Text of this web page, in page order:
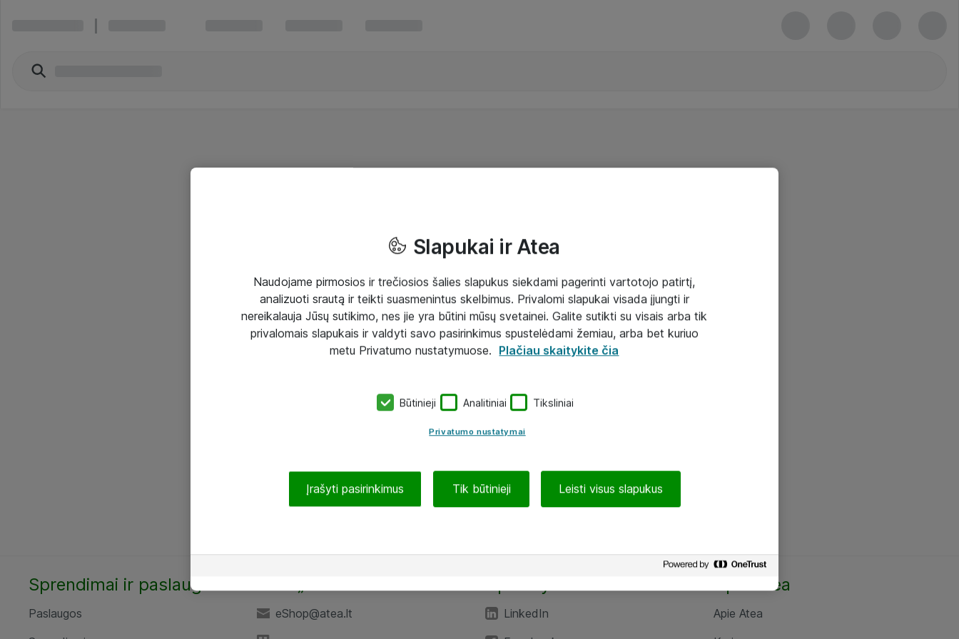
Sprendimai ir paslaugos
Paslaugos
eShop@atea.lt
LinkedIn
Apie Atea
Apie Atea
Slapukai ir Atea
Naudojame pirmosios ir trečiosios šalies slapukus siekdami pagerinti vartotojo patirtį,
analizuoti srautą ir teikti suasmenintus skelbimus. Privalomi slapukai visada įjungti ir
nereikalauja Jūsų sutikimo, nes jie yra būtini mūsų svetainei. Galite sutikti su visais arba tik
privalomais slapukais ir valdyti savo pasirinkimus spustelėdami žemiau, arba bet kuriuo
metu Privatumo nustatymuose. Plačiau skaitykite čia
Būtinieji Analitiniai Tiksliniai
Privatumo nustatymai
Įrašyti pasirinkimus Tik būtinieji Leisti visus slapukus